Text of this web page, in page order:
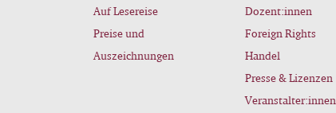
Auf Lesereise
Preise und
Auszeichnungen
Dozent:innen
Foreign Rights
Handel
Presse & Lizenzen
Veranstalter:innen